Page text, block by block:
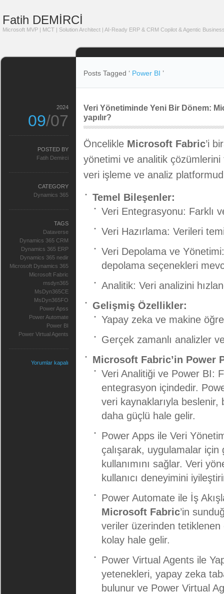
Fatih DEMİRCİ
Microsoft MVP | MCT | Solution Architect | AI-Ready ERP & CRM Copilot & Agentic
Posts Tagged ‘ Power BI ’
Veri Yönetiminde Yeni Bir Dönem:
yapılır?
Öncelikle Microsoft Fabric’i
yönetimi ve analitik
veri işleme ve analiz
Temel Bileşenler:
Veri Entegrasyonu: Farklı
Veri Hazırlama: Verileri
Veri Depolama ve
depolama seçenekleri
Analitik: Veri analizini
Gelişmiş Özellikler:
Yapay zeka ve makine
Gerçek zamanlı analizler
Microsoft Fabric’in Power
Veri Analitiği ve Power BI:
entegrasyon içindedir.
veri kaynaklarıyla
daha güçlü hale gelir.
Power Apps ile Veri
çalışarak, uygulamalar
kullanımını sağlar. Veri
kullanıcı deneyimini
Power Automate ile İş
Microsoft Fabric’in
veriler üzerinden tetiklenen
kolay hale gelir.
Power Virtual Agents ile
yetenekleri, yapay zeka
bulunur ve Power Virtual
2024
09/07
POSTED BY
Fatih Demirci
CATEGORY
Dynamics 365
TAGS
Dataverse
Dynamics 365 CRM
Dynamics 365 ERP
Dynamics 365 nedir
Microsoft Dynamics 365
Microsoft Fabric
msdyn365
MsDyn365CE
MsDyn365FO
Power Apss
Power Automate
Power BI
Power Virtual Agents
Yorumlar kapalı